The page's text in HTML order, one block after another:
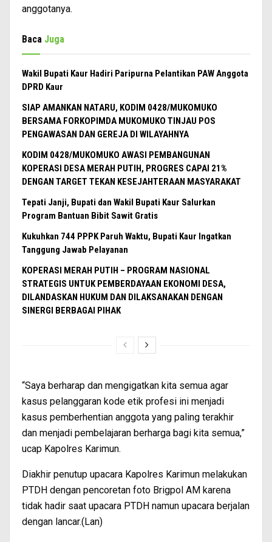
anggotanya.
Baca Juga
Wakil Bupati Kaur Hadiri Paripurna Pelantikan PAW Anggota
DPRD Kaur
SIAP AMANKAN NATARU, KODIM 0428/MUKOMUKO
BERSAMA FORKOPIMDA MUKOMUKO TINJAU POS
PENGAWASAN DAN GEREJA DI WILAYAHNYA
KODIM 0428/MUKOMUKO AWASI PEMBANGUNAN
KOPERASI DESA MERAH PUTIH, PROGRES CAPAI 21%
DENGAN TARGET TEKAN KESEJAHTERAAN MASYARAKAT
Tepati Janji, Bupati dan Wakil Bupati Kaur Salurkan
Program Bantuan Bibit Sawit Gratis
Kukuhkan 744 PPPK Paruh Waktu, Bupati Kaur Ingatkan
Tanggung Jawab Pelayanan
KOPERASI MERAH PUTIH – PROGRAM NASIONAL
STRATEGIS UNTUK PEMBERDAYAAN EKONOMI DESA,
DILANDASKAN HUKUM DAN DILAKSANAKAN DENGAN
SINERGI BERBAGAI PIHAK
“Saya berharap dan mengigatkan kita semua agar
kasus pelanggaran kode etik profesi ini menjadi
kasus pemberhentian anggota yang paling terakhir
dan menjadi pembelajaran berharga bagi kita semua,”
ucap Kapolres Karimun.
Diakhir penutup upacara Kapolres Karimun melakukan
PTDH dengan pencoretan foto Brigpol AM karena
tidak hadir saat upacara PTDH namun upacara berjalan
dengan lancar.(Lan)